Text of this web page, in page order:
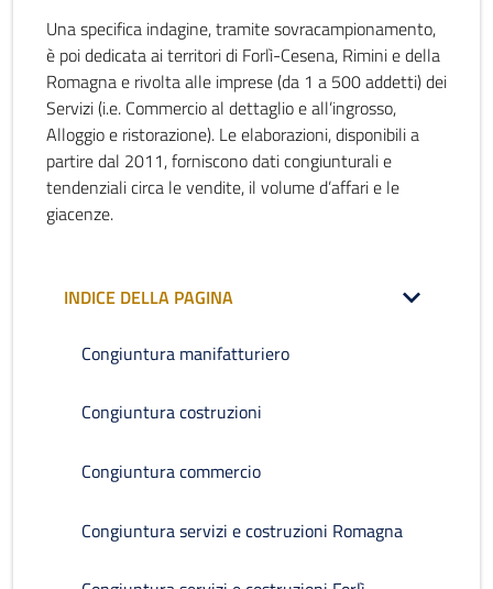
Una specifica indagine, tramite sovracampionamento,
è poi dedicata ai territori di Forlì-Cesena, Rimini e della
Romagna e rivolta alle imprese (da 1 a 500 addetti) dei
Servizi (i.e. Commercio al dettaglio e all’ingrosso,
Alloggio e ristorazione). Le elaborazioni, disponibili a
partire dal 2011, forniscono dati congiunturali e
tendenziali circa le vendite, il volume d’affari e le
giacenze.
INDICE DELLA PAGINA
Congiuntura manifatturiero
Congiuntura costruzioni
Congiuntura commercio
Congiuntura servizi e costruzioni Romagna